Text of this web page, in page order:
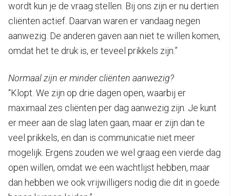
wordt kun je de vraag stellen. Bij ons zijn er nu dertien
cliënten actief. Daarvan waren er vandaag negen
aanwezig. De anderen gaven aan niet te willen komen,
omdat het te druk is, er teveel prikkels zijn.”
Normaal zijn er minder cliënten aanwezig?
“Klopt. We zijn op drie dagen open, waarbij er
maximaal zes cliënten per dag aanwezig zijn. Je kunt
er meer aan de slag laten gaan, maar er zijn dan te
veel prikkels, en dan is communicatie niet meer
mogelijk. Ergens zouden we wel graag een vierde dag
open willen, omdat we een wachtlijst hebben, maar
dan hebben we ook vrijwilligers nodig die dit in goede